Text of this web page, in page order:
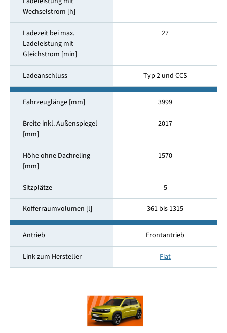
Wechselstrom [h]
Ladezeit bei max.
Ladeleistung mit
Gleichstrom [min]
27
Ladeanschluss Typ 2 und CCS
Fahrzeuglänge [mm] 3999
Breite inkl. Außenspiegel
[mm]
2017
Höhe ohne Dachreling
[mm]
1570
Sitzplätze 5
Kofferraumvolumen [l] 361 bis 1315
Antrieb Frontantrieb
Link zum Hersteller Fiat